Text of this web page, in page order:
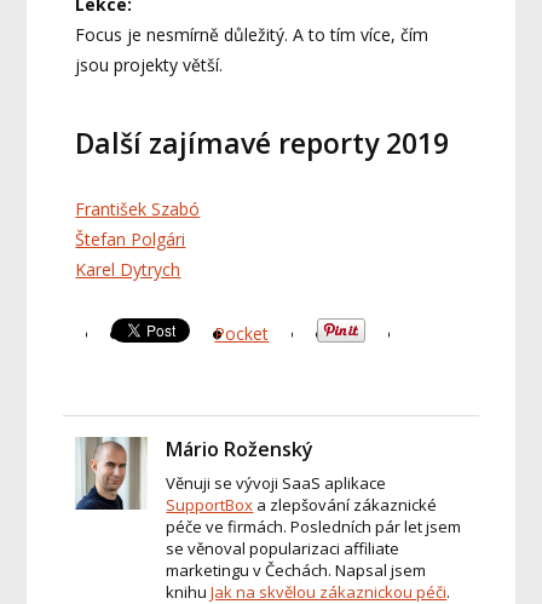
Focus je nesmírně důležitý. A to tím více, čím
jsou projekty větší.
Další zajímavé reporty 2019
František Szabó
Štefan Polgári
Karel Dytrych
Pocket
Mário Roženský
Věnuji se vývoji SaaS aplikace
SupportBox a zlepšování zákaznické
péče ve firmách. Posledních pár let jsem
se věnoval popularizaci affiliate
marketingu v Čechách. Napsal jsem
knihuJak na skvělou zákaznickou péči.